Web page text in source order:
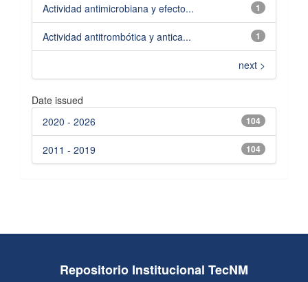
1
Actividad antimicrobiana y efecto...
1
Actividad antitrombótica y antica...
next >
Date issued
104
2020 - 2026
104
2011 - 2019
Repositorio Institucional TecNM